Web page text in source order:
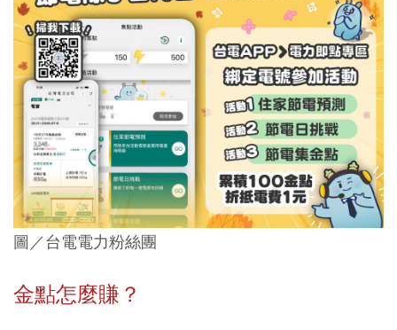
圖／台電電力粉絲團
金點怎麼賺？